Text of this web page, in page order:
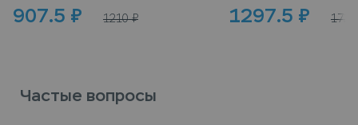
907.5 ₽ 1210 ₽ 1297.5 ₽ 1730
Частые вопросы